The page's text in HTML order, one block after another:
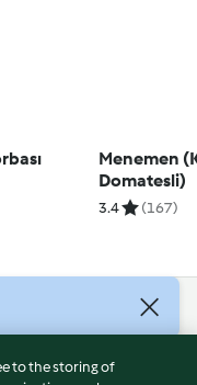
Menemen
Domatesli)
3.4 (167)
to the storing of